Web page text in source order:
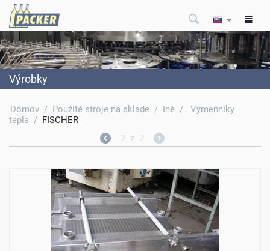
Výrobky
Domov / Použité stroje na sklade / Iné /
Výmenníky
tepla / FISCHER
2 z 2